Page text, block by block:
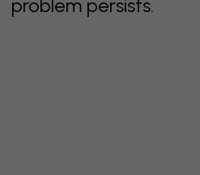
problem persists.